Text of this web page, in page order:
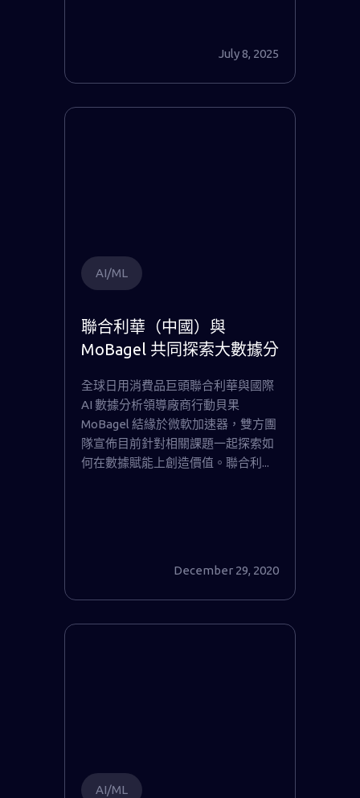
July 8, 2025
AI/ML
聯合利華（中國）與
MoBagel 共同探索大數據分
的創新價值
全球日用消費品巨頭聯合利華與國際
AI 數據分析領導廠商行動貝果
MoBagel 結緣於微軟加速器，雙方團
隊宣佈目前針對相關課題一起探索如
何在數據賦能上創造價值。聯合利...
December 29, 2020
AI/ML